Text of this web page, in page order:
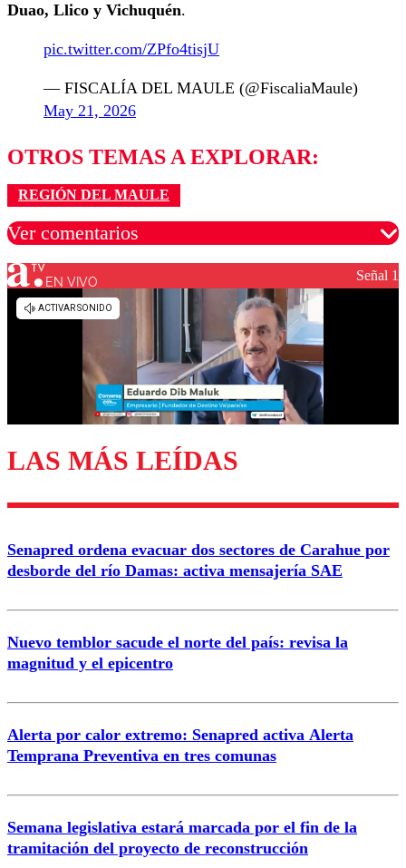
Duao, Llico y Vichuquén.
pic.twitter.com/ZPfo4tisjU
— FISCALÍA DEL MAULE (@FiscaliaMaule)
May 21, 2026
OTROS TEMAS A EXPLORAR:
REGIÓN DEL MAULE
Ver comentarios
Los comentarios son moderados para garantizar un
diálogo respetuoso.
Enviar comentario
EN VIVO Señal 1
LAS MÁS LEÍDAS
Senapred ordena evacuar dos sectores de Carahue por
desborde del río Damas: activa mensajería SAE
Nuevo temblor sacude el norte del país: revisa la
magnitud y el epicentro
Alerta por calor extremo: Senapred activa Alerta
Temprana Preventiva en tres comunas
Semana legislativa estará marcada por el fin de la
tramitación del proyecto de reconstrucción